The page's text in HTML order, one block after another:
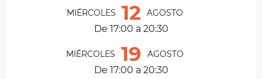
MIÉRCOLES 12 AGOSTO
De 17:00 a 20:30
MIÉRCOLES 19 AGOSTO
De 17:00 a 20:30